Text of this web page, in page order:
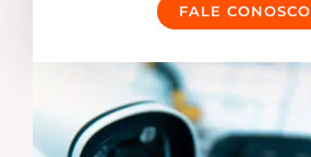
FALE CONOSCO